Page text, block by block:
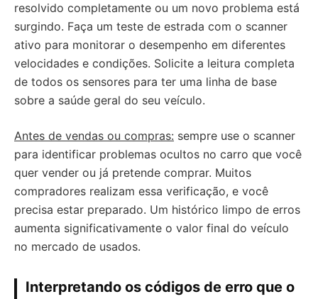
resolvido completamente ou um novo problema está
surgindo. Faça um teste de estrada com o scanner
ativo para monitorar o desempenho em diferentes
velocidades e condições. Solicite a leitura completa
de todos os sensores para ter uma linha de base
sobre a saúde geral do seu veículo.
Antes de vendas ou compras: sempre use o scanner
para identificar problemas ocultos no carro que você
quer vender ou já pretende comprar. Muitos
compradores realizam essa verificação, e você
precisa estar preparado. Um histórico limpo de erros
aumenta significativamente o valor final do veículo
no mercado de usados.
Interpretando os códigos de erro que o